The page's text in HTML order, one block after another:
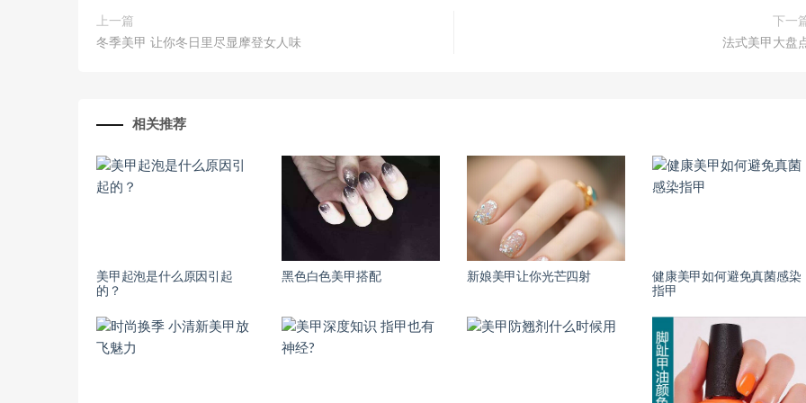
上一篇
冬季美甲 让你冬日里尽显摩登女人味
下一
法式美甲大盘
相关推荐
美甲起泡是什么原因引起
的？
黑色白色美甲搭配 新娘美甲让你光芒四射
健康美甲如何避免真菌感染
指甲